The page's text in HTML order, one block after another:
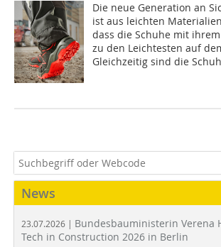
Die neue Generation an
ist aus leichten
dass die Schuhe mit
zu den Leichtesten auf
Gleichzeitig sind die
News
23.07.2026 | Bundesbauministerin Verena
Tech in Construction 2026 in Berlin